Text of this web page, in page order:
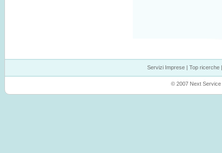
Servizi Imprese| Top ricerche
© 2007 Next Service